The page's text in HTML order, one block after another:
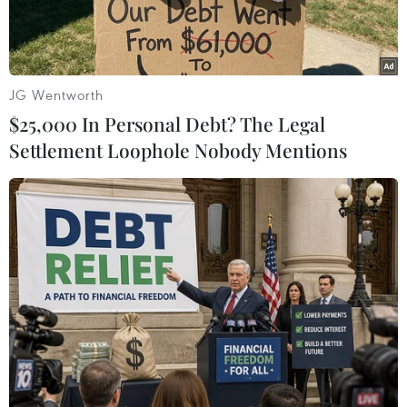
Vị trí tâm chấn động đất. (Nguồn: jma.go.jp)
Theo Reuters/AFP, Cơ quan Khí tượng học Nhật
Bản (JMA) ngày 17/2 đã dỡ bỏ cảnh báo sóng
thần tại khu vực bờ biển phía Đông Bắc nước
này, vốn được ban bố sau khi xảy ra trận động
đất mạnh 6,9 độ Richter cách Sanriku thuộc tỉnh
JG Wentworth
$25,000 In Personal Debt? The Legal
Settlement Loophole Nobody Mentions